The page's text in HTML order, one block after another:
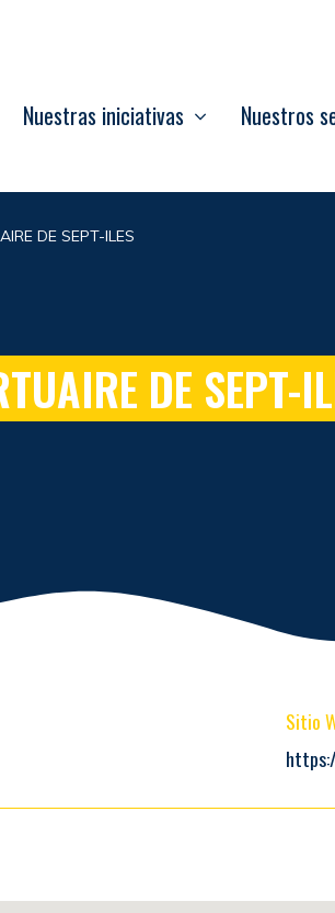
Nuestras iniciativas Nuestros
DE SEPT-ILES
DE SEPT-
Sitio